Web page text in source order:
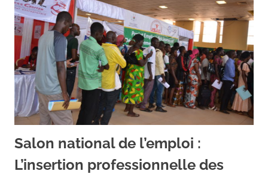
Salon national de l’emploi :
L’insertion professionnelle des